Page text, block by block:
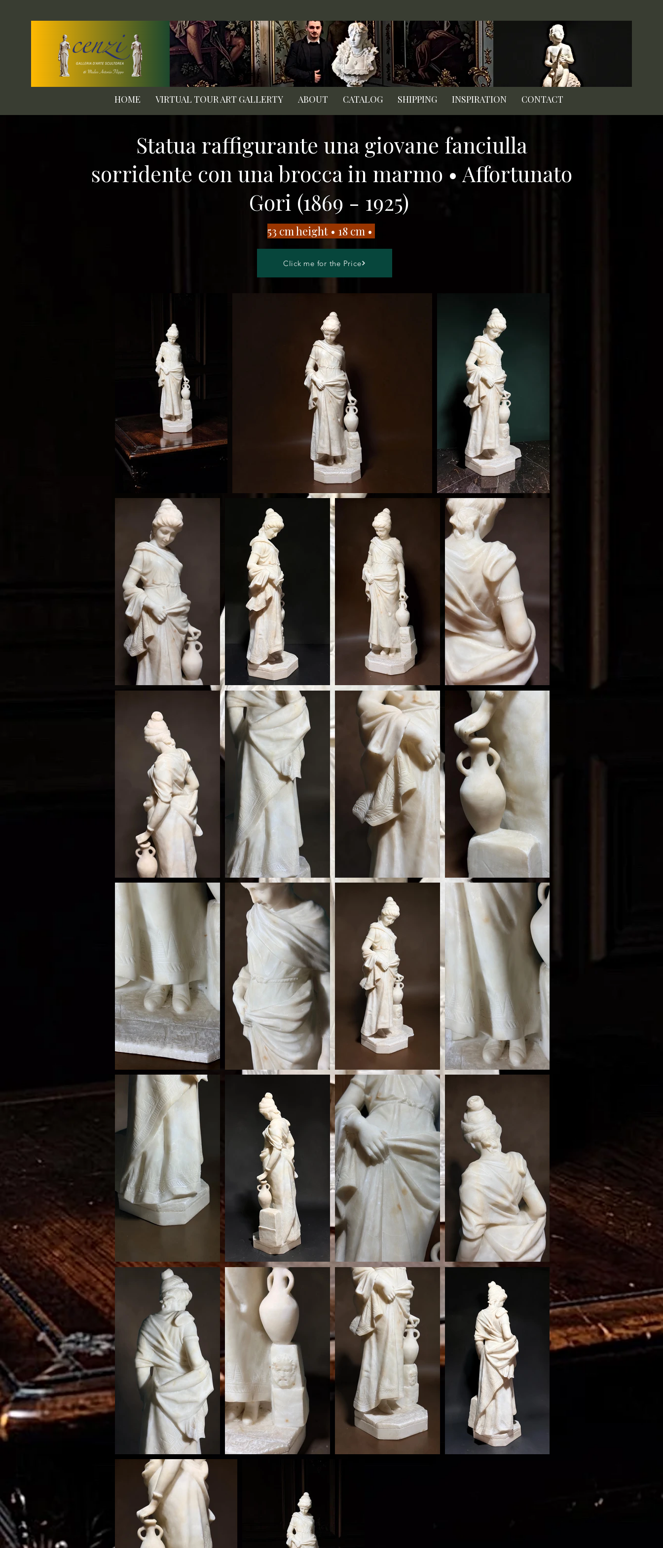
HOME VIRTUAL TOUR ART GALLERTY ABOUT CATALOG SHIPPING INSPIRATION CONTACT
Statua raffigurante una giovane fanciulla
sorridente con una brocca in marmo • Affortunato
Gori (1869 - 1925)
​53 cm height • 18 cm •
Click me for the Price